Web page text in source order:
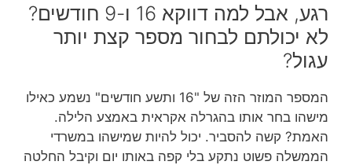
רגע, אבל למה דווקא 16 ו-9 חודשים?
לא יכולתם לבחור מספר קצת יותר
עגול?
המספר המוזר הזה של "16 ותשע חודשים" נשמע כאילו
מישהו בחר אותו בהגרלה אקראית באמצע הלילה.
האמת? קשה להסביר. יכול להיות שמישהו במשרדי
הממשלה פשוט נתקע בלי קפה באותו יום וקיבל החלטה